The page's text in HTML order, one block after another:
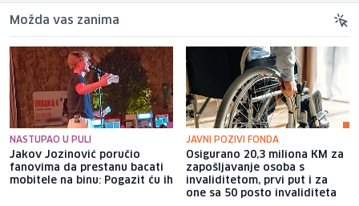
Možda vas zanima
NASTUPAO U PULI
Jakov Jozinović poručio
fanovima da prestanu bacati
mobitele na binu: Pogazit ću ih
JAVNI POZIVI FONDA
Osigurano 20,3 miliona KM za
zapošljavanje osoba s
invaliditetom, prvi put i za
one sa 50 posto invaliditeta